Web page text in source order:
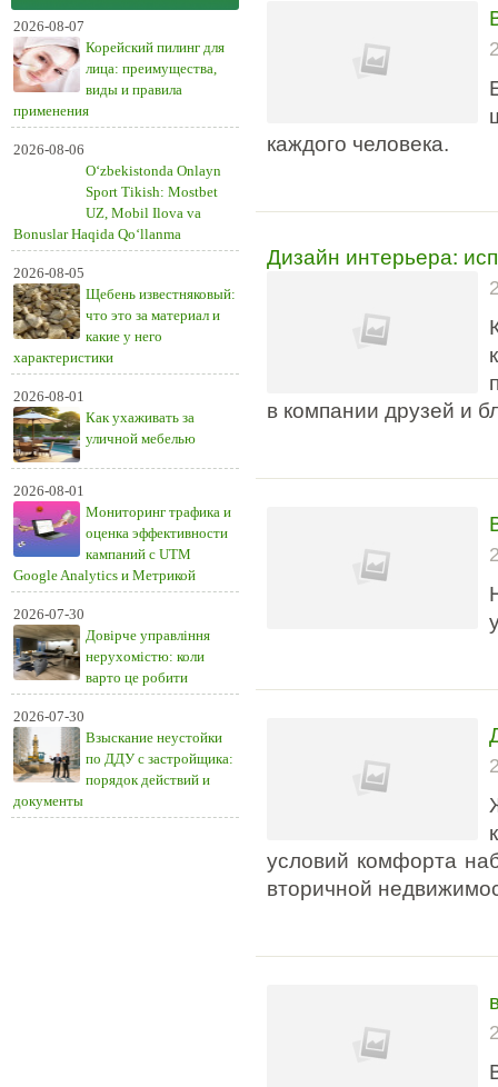
2026-08-07
Корейский пилинг для
лица: преимущества,
виды и правила
применения
2026-08-06
O‘zbekistonda Onlayn
Sport Tikish: Mostbet
UZ, Mobil Ilova va
Bonuslar Haqida Qo‘llanma
2026-08-05
Щебень известняковый:
что это за материал и
какие у него
характеристики
2026-08-01
Как ухаживать за
уличной мебелью
2026-08-01
Мониторинг трафика и
оценка эффективности
кампаний с UTM
Google Analytics и Метрикой
2026-07-30
Довірче управління
нерухомістю: коли
варто це робити
2026-07-30
Взыскание неустойки
по ДДУ с застройщика:
порядок действий и
документы
каждого человека.
Дизайн интерьера:
в компании друзей и
условий комфорта
вторичной